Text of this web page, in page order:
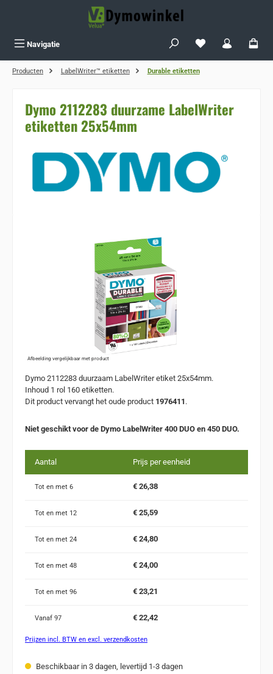
Navigatie Je hebt 0 items op
Producten LabelWriter™ etiketten Durable etiketten
Dymo 2112283 duurzame LabelWriter
etiketten 25x54mm
Afbeelding vergelijkbaar met product
Dymo 2112283 duurzaam LabelWriter etiket 25x54mm.
Inhoud 1 rol 160 etiketten.
Dit product vervangt het oude product 1976411 .
Niet geschikt voor de Dymo LabelWriter 400 DUO en 450 DUO.
Aantal Prijs per eenheid
Tot en met 6 € 26,38
Tot en met 12 € 25,59
Tot en met 24 € 24,80
Tot en met 48 € 24,00
Tot en met 96 € 23,21
Vanaf 97 € 22,42
Prijzen incl. BTW en excl. verzendkosten
Beschikbaar in 3 dagen, levertijd 1-3 dagen